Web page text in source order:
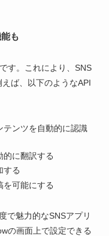
も
す。これにより、SNS
ば、以下のようなAPI
テンツを自動的に認識
的に翻訳する
する
を可能にする
で魅力的なSNSアプリ
の画面上で設定できる